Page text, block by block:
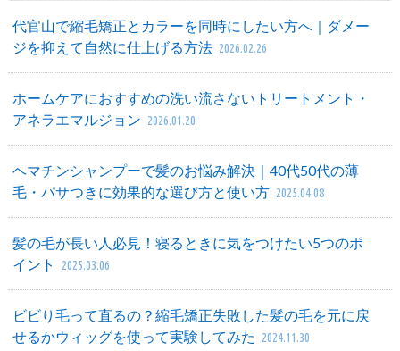
代官山で縮毛矯正とカラーを同時にしたい方へ｜ダメー
ジを抑えて自然に仕上げる方法 2026.02.26
ホームケアにおすすめの洗い流さないトリートメント・
アネラエマルジョン 2026.01.20
ヘマチンシャンプーで髪のお悩み解決｜40代50代の薄
毛・パサつきに効果的な選び方と使い方 2025.04.08
髪の毛が長い人必見！寝るときに気をつけたい5つのポ
イント
2025.03.06
ビビり毛って直るの？縮毛矯正失敗した髪の毛を元に戻
せるかウィッグを使って実験してみた
2024.11.30